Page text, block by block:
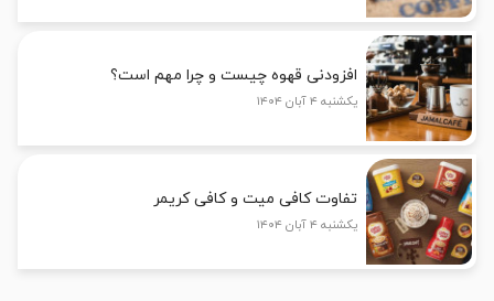
افزودنی قهوه چیست و چرا مهم است؟
یکشنبه ۴ آبان ۱۴۰۴
تفاوت کافی میت و کافی کریمر
یکشنبه ۴ آبان ۱۴۰۴